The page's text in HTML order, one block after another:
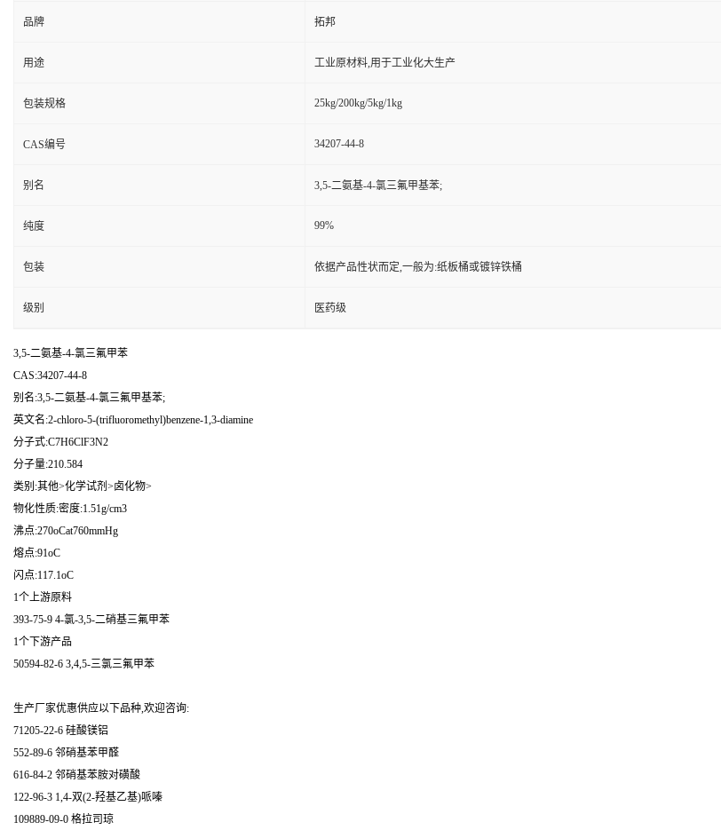
品牌 拓邦
用途 工业原材料,用于工业化大生产
包装规格 25kg/200kg/5kg/1kg
CAS编号 34207-44-8
别名 3,5-二氨基-4-氯三氟甲基苯;
纯度 99%
包装 依据产品性状而定,一般为:纸板桶或镀锌铁桶
级别 医药级
3,5-二氨基-4-氯三氟甲苯
CAS:34207-44-8
别名:3,5-二氨基-4-氯三氟甲基苯;
英文名:2-chloro-5-(trifluoromethyl)benzene-1,3-diamine
分子式:C7H6ClF3N2
分子量:210.584
类别:其他>化学试剂>卤化物>
物化性质:密度:1.51g/cm3
沸点:270oCat760mmHg
熔点:91oC
闪点:117.1oC
1个上游原料
393-75-9 4-氯-3,5-二硝基三氟甲苯
1个下游产品
50594-82-6 3,4,5-三氯三氟甲苯
生产厂家优惠供应以下品种,欢迎咨询:
71205-22-6 硅酸镁铝
552-89-6 邻硝基苯甲醛
616-84-2 邻硝基苯胺对磺酸
122-96-3 1,4-双(2-羟基乙基)哌嗪
109889-09-0 格拉司琼